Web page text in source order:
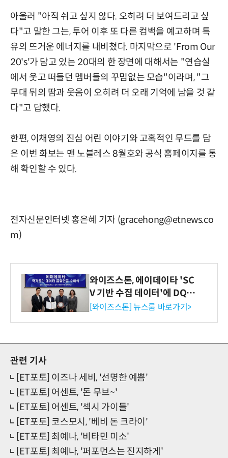
아울러 "아직 쉬고 싶지 않다. 오히려 더 보여드리고 싶
다"고 말한 그는, 투어 이후 또 다른 컴백을 예고하며 특
유의 뜨거운 에너지를 내비쳤다. 마지막으로 'From Our
20's'가 담고 있는 20대의 한 장면에 대해서는 "연습실
에서 웃고 떠들던 멤버들의 꾸밈없는 모습"이라며, "그
무대 뒤의 땀과 웃음이 오히려 더 오래 기억에 남을 것 같
다"고 답했다.
한편, 이채영의 진심 어린 이야기와 고혹적인 무드를 담
은 이번 화보는 맨 노블레스 8월호와 공식 홈페이지를 통
해 확인할 수 있다.
전자신문인터넷 홍은혜 기자 (gracehong@etnews.co
m)
와이즈스톤, 에이데이타 'SC
V 기반 수집 데이터'에 DQ인
증 최고 등급 수여
[와이즈스톤] 뉴스룸 바로가기>
관련 기사
[ET포토] 이즈나 세비, '선명한 예쁨'
[ET포토] 어센트, '돈 무브~'
[ET포토] 어센트, '섹시 가이들'
[ET포토] 코스모시, '베비 돈 크라이'
[ET포토] 최예나, '비타민 미소'
[ET포토] 최예나, '퍼포먼스는 진지하게'